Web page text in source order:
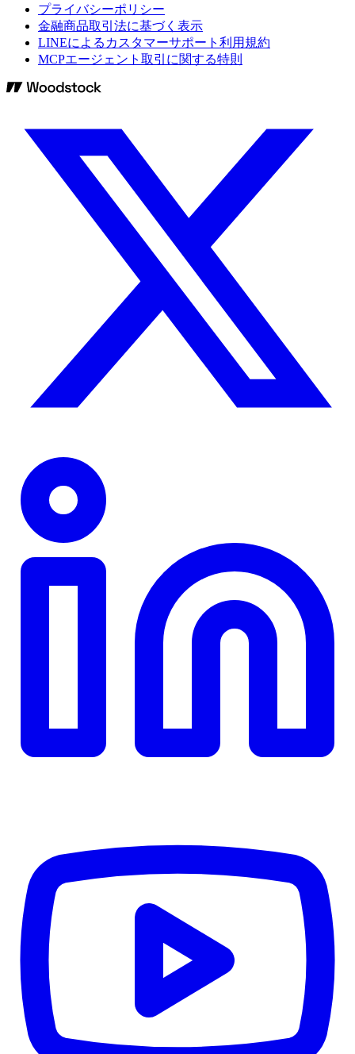
プライバシーポリシー
金融商品取引法に基づく表示
LINEによるカスタマーサポート利用規約
MCPエージェント取引に関する特則